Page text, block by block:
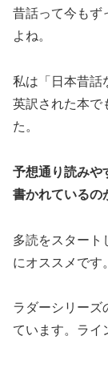
昔話って今もず
よね。
私は「日本昔話
英訳された本で
た。
予想通り読みや
書かれているの
多読をスタート
にオススメです。
ラダーシリーズ
ています。ライ